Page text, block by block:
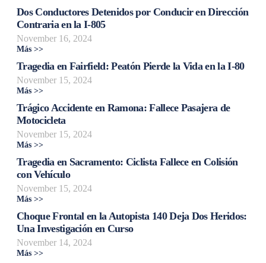
Dos Conductores Detenidos por Conducir en Dirección
Contraria en la I-805
November 16, 2024
Más >>
Tragedia en Fairfield: Peatón Pierde la Vida en la I-80
November 15, 2024
Más >>
Trágico Accidente en Ramona: Fallece Pasajera de
Motocicleta
November 15, 2024
Más >>
Tragedia en Sacramento: Ciclista Fallece en Colisión
con Vehículo
November 15, 2024
Más >>
Choque Frontal en la Autopista 140 Deja Dos Heridos:
Una Investigación en Curso
November 14, 2024
Más >>